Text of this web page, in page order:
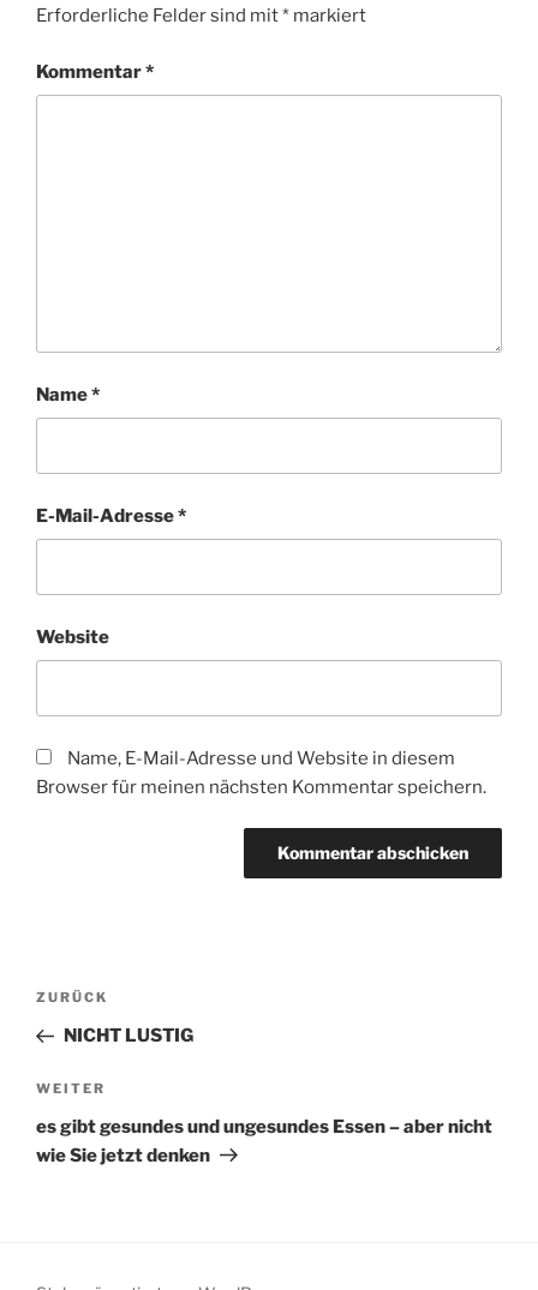
Erforderliche Felder sind mit* markiert
Kommentar*
Name*
E-Mail-Adresse*
Website
Name, E-Mail-Adresse und Website in diesem
Browser für meinen nächsten Kommentar speichern.
Beitragsnavigation
Vorheriger
Beitrag
ZURÜCK
NICHT LUSTIG
Nächster
Beitrag
WEITER
es gibt gesundes und ungesundes Essen – aber nicht
wie Sie jetzt denken